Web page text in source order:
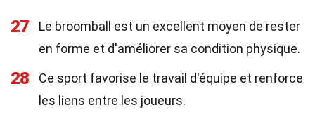
27
Le broomball est un excellent moyen de rester
en forme et d'améliorer sa condition physique.
28
Ce sport favorise le travail d'équipe et renforce
les liens entre les joueurs.